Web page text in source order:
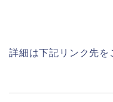
詳細は下記リンク先を